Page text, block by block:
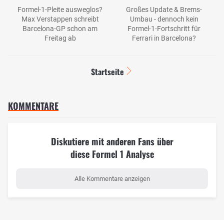
Formel-1-Pleite ausweglos?
Max Verstappen schreibt
Barcelona-GP schon am
Freitag ab
Großes Update & Brems-
Umbau - dennoch kein
Formel-1-Fortschritt für
Ferrari in Barcelona?
Startseite
KOMMENTARE
Diskutiere mit anderen Fans über
diese Formel 1 Analyse
Alle Kommentare anzeigen